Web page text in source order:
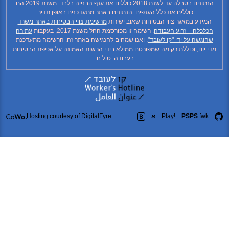
הנתונים בטבלה עד לשנת 2018 כוללים את ענף הבנייה בלבד. משנת 2019 הם
כוללים את כלל הענפים. הנתונים באתר מתעדכנים באופן תדיר.
במאגר צווי הבטיחות שאוב ישירותמרשימת צווי הבטיחות באתר משרד
– זרוע העבודה. רשימה זו מפורסמת החל משנת 2017, בעקבות
עתירה
על ידי "קו לעובד", ואנו שמחים להנגישה באתר זה. הרשימה מתעדכנת
וכוללת רק מה שמפורסם ממילא בידי הרשות האמונה על אכיפת הבטיחות
בעבודה. ט.ל.ח.
Hosting courtesy of DigitalFyre א Play! PSPS